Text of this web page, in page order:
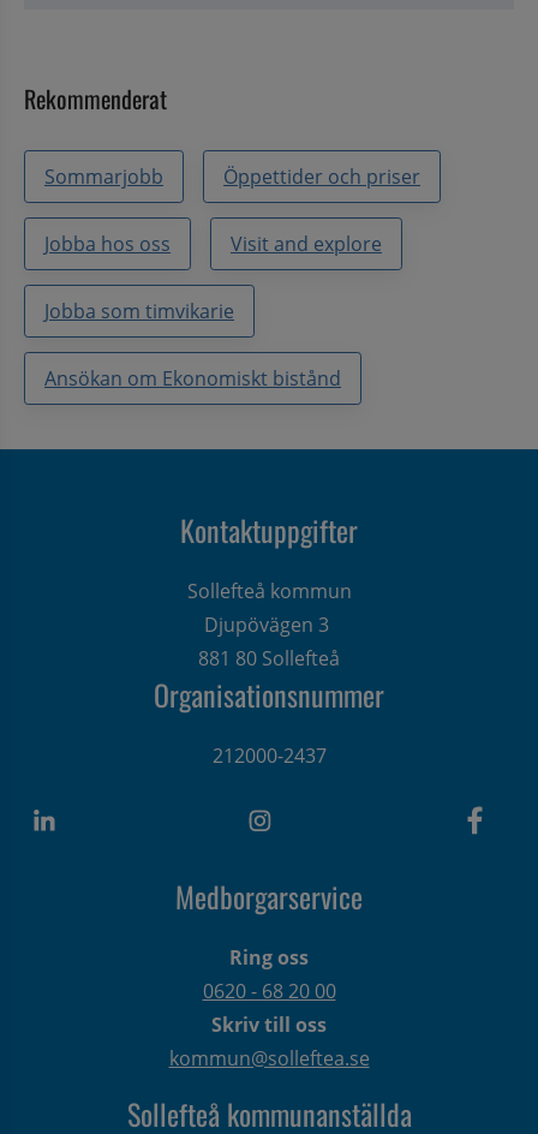
Rekommenderat
Sommarjobb Öppettider och priser
Jobba hos oss Visit and explore
Jobba som timvikarie
Ansökan om Ekonomiskt bistånd
Kontaktuppgifter
Sollefteå kommun
Djupövägen 3
881 80 Sollefteå
Organisationsnummer
212000-2437
Medborgarservice
Ring oss
0620 - 68 20 00
Skriv till oss
kommun@solleftea.se
Sollefteå kommunanställda